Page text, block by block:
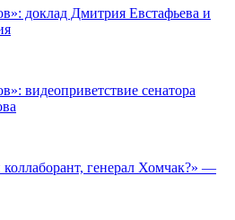
доклад Дмитрия Евстафьева и
видеоприветствие сенатора
генерал Хомчак?» —